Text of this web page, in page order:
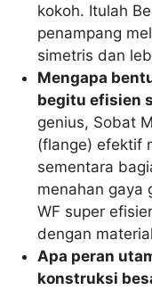
kokoh. Itulah
penampang
simetris dan
Mengapa
begitu efisien
genius, Sobat
(flange) efektif
sementara
menahan gaya
WF super
dengan
Apa peran
konstruksi